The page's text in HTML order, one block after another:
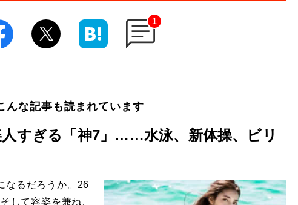
1
んな記事も読まれています
すぎる「神7」……水泳、新体操、ビリ
なるだろうか。26
して容姿を兼ね、